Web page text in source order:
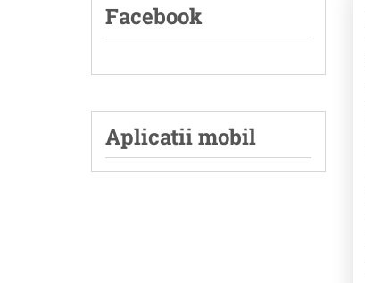
Facebook
Aplicatii mobil